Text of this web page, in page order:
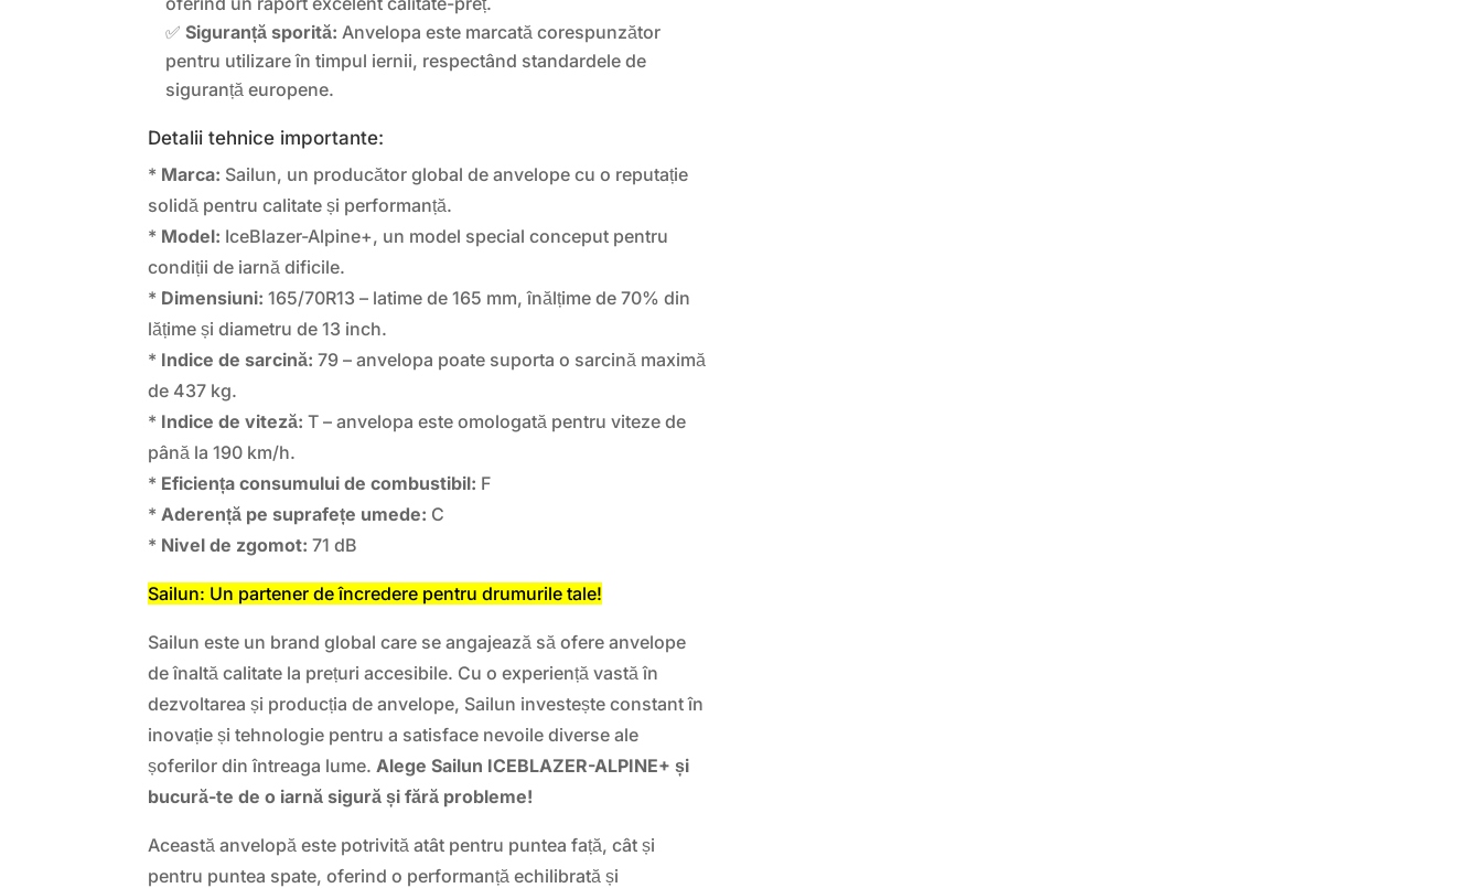
✅Siguranță sporită: Anvelopa este marcată corespunzător
pentru utilizare în timpul iernii, respectând standardele de
siguranță europene.
Detalii tehnice importante:
* Marca: Sailun, un producător global de anvelope cu o reputație
solidă pentru calitate și performanță.
* Model: IceBlazer-Alpine+, un model special conceput pentru
condiții de iarnă dificile.
* Dimensiuni: 165/70R13 – latime de 165 mm, înălțime de 70% din
lățime și diametru de 13 inch.
* Indice de sarcină: 79 – anvelopa poate suporta o sarcină maximă
de 437 kg.
* Indice de viteză: T – anvelopa este omologată pentru viteze de
până la 190 km/h.
* Eficiența consumului de combustibil: F
* Aderență pe suprafețe umede: C
* Nivel de zgomot: 71 dB
Sailun: Un partener de încredere pentru drumurile tale!
Sailun este un brand global care se angajează să ofere anvelope
de înaltă calitate la prețuri accesibile. Cu o experiență vastă în
dezvoltarea și producția de anvelope, Sailun investește constant în
inovație și tehnologie pentru a satisface nevoile diverse ale
șoferilor din întreaga lume. Alege Sailun ICEBLAZER-ALPINE+ și
bucură-te de o iarnă sigură și fără probleme!
Această anvelopă este potrivită atât pentru puntea față, cât și
pentru puntea spate, oferind o performanță echilibrată și